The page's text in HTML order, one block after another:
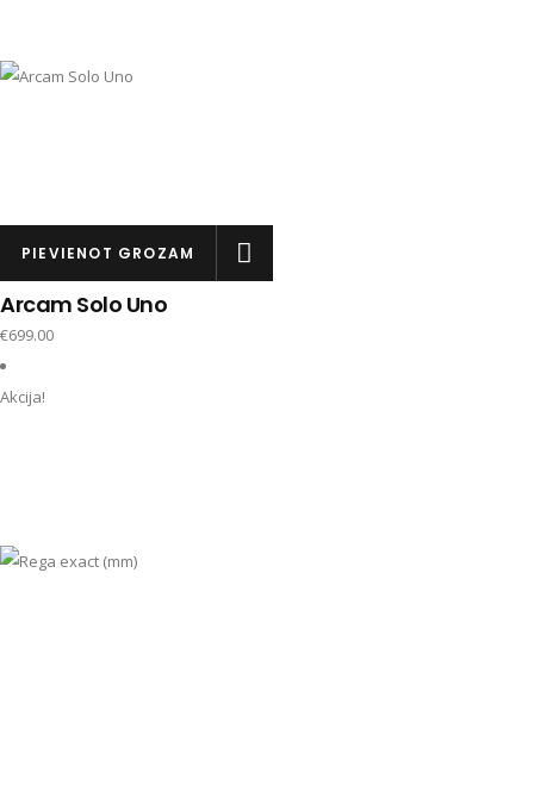
PIEVIENOT GROZAM
Arcam Solo Uno
€699.00
Akcija!